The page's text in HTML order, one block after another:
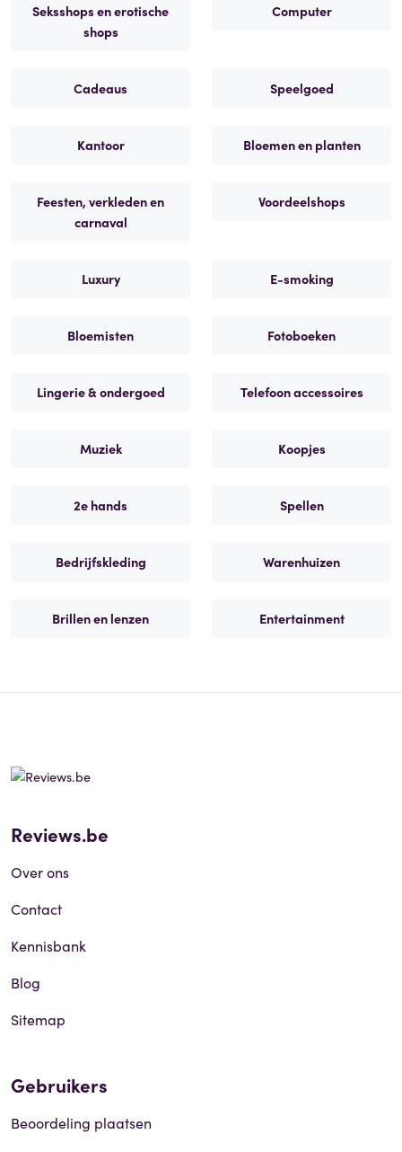
Seksshops en erotische
shops
Computer
Cadeaus Speelgoed
Kantoor Bloemen en planten
Feesten, verkleden en
carnaval
Voordeelshops
Luxury E-smoking
Bloemisten Fotoboeken
Lingerie & ondergoed Telefoon accessoires
Muziek Koopjes
2e hands Spellen
Bedrijfskleding Warenhuizen
Brillen en lenzen Entertainment
Reviews.be
Over ons
Contact
Kennisbank
Blog
Sitemap
Gebruikers
Beoordeling plaatsen